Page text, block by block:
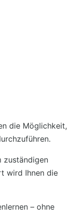
die Möglichkeit,
zuständigen
wird Ihnen die
– ohne